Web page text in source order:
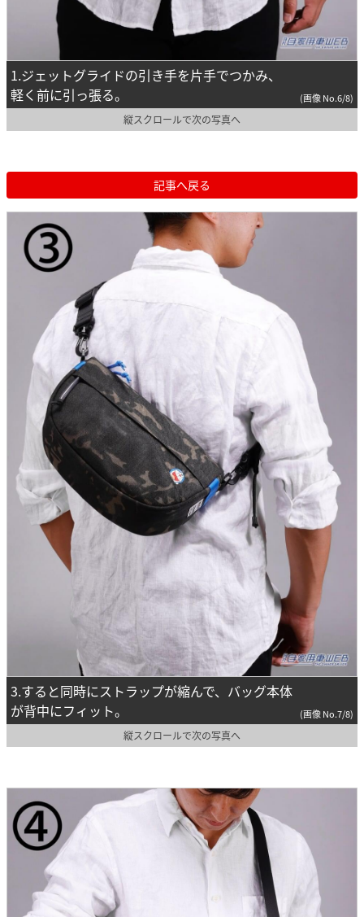
1.ジェットグライドの引き手を片手でつかみ、
軽く前に引っ張る。
(画像 No.6/8)
縦スクロールで次の写真へ
記事へ戻る
3.すると同時にストラップが縮んで、バッグ本体
が背中にフィット。
(画像 No.7/8)
縦スクロールで次の写真へ